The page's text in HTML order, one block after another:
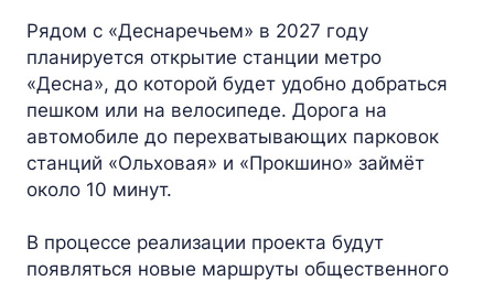
Рядом с «Деснаречьем» в 2027 году
планируется открытие станции метро
«Десна», до которой будет удобно добраться
пешком или на велосипеде. Дорога на
автомобиле до перехватывающих парковок
станций «Ольховая» и «Прокшино» займёт
около 10 минут.
В процессе реализации проекта будут
появляться новые маршруты общественного